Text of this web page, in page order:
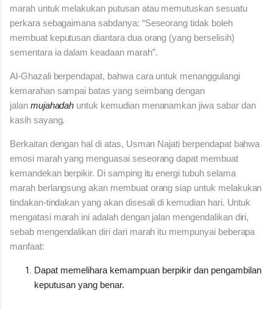
marah untuk melakukan putusan atau memutuskan sesuatu
perkara sebagaimana sabdanya: “Seseorang tidak boleh
membuat keputusan diantara dua orang (yang berselisih)
sementara ia dalam keadaan marah”.
Al-Ghazali berpendapat, bahwa cara untuk menanggulangi
kemarahan sampai batas yang seimbang dengan
jalan mujahadah untuk kemudian menanamkan jiwa sabar dan
kasih sayang.
Berkaitan dengan hal di atas, Usman Najati berpendapat bahwa
emosi marah yang menguasai seseorang dapat membuat
kemandekan berpikir. Di samping itu energi tubuh selama
marah berlangsung akan membuat orang siap untuk melakukan
tindakan-tindakan yang akan disesali di kemudian hari. Untuk
mengatasi marah ini adalah dengan jalan mengendalikan diri,
sebab mengendalikan diri dari marah itu mempunyai beberapa
manfaat:
Dapat memelihara kemampuan berpikir dan pengambilan
keputusan yang benar.